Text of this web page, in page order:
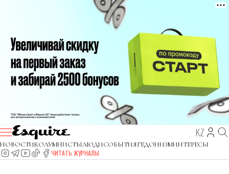
KZ
НОВОСТИКОЛУМНИСТЫЛЮДИСОБЫТИЯГЕДОНИЗМИНТЕРЕСЫ
ЧИТАТЬ ЖУРНАЛЫ